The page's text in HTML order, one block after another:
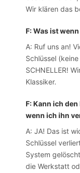
Wir klären das
F: Was ist
A: Ruf uns an!
Schlüssel
SCHNELLER!
Klassiker.
F: Kann ich
wenn ich ihn
A: JA! Das ist
Schlüssel
System
die Werkstatt